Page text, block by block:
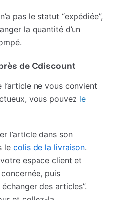
pas le statut “expédiée”,
la quantité d’un
de Cdiscount
l’article ne vous convient
vous pouvez le
l’article dans son
le colis de la livraison.
espace client et
puis
des articles”.